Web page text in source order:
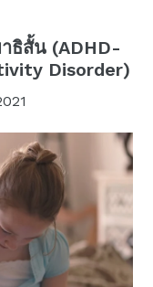
ธิสั้น (ADHD-
Disorder)